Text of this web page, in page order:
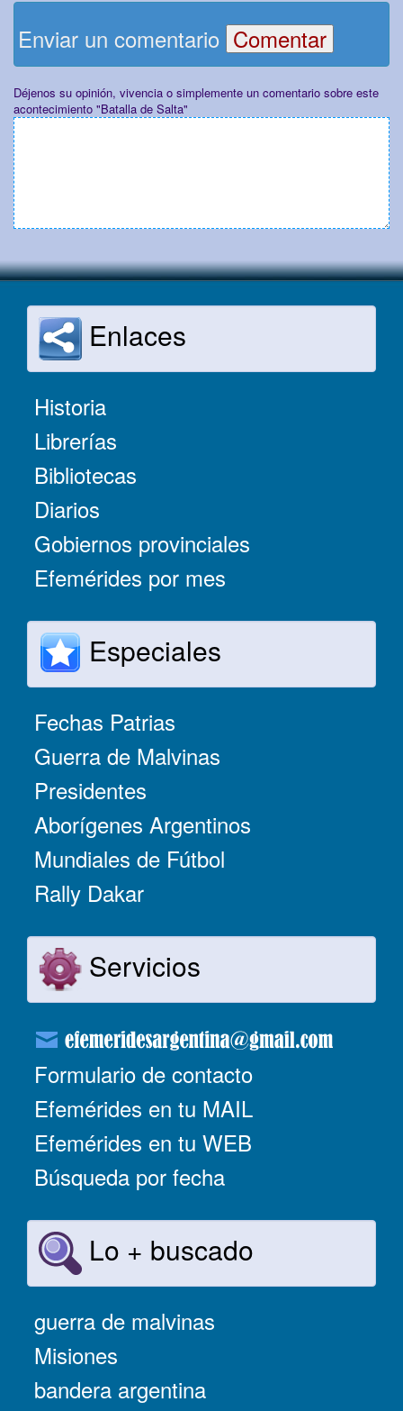
Enviar un comentario
Déjenos su opinión, vivencia o simplemente un comentario sobre este
acontecimiento "Batalla de Salta"
Enlaces
Historia
Librerías
Bibliotecas
Diarios
Gobiernos provinciales
Efemérides por mes
Especiales
Fechas Patrias
Guerra de Malvinas
Presidentes
Aborígenes Argentinos
Mundiales de Fútbol
Rally Dakar
Servicios
Formulario de contacto
Efemérides en tu MAIL
Efemérides en tu WEB
Búsqueda por fecha
Lo + buscado
guerra de malvinas
Misiones
bandera argentina